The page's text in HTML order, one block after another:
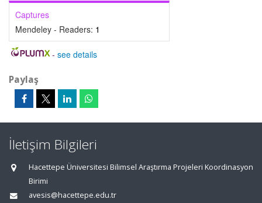
Captures
Mendeley - Readers: 1
- see details
Paylaş
İletişim Bilgileri
Hacettepe Üniversitesi Bilimsel Araştırma Projeleri Koordinasyon
Birimi
avesis@hacettepe.edu.tr